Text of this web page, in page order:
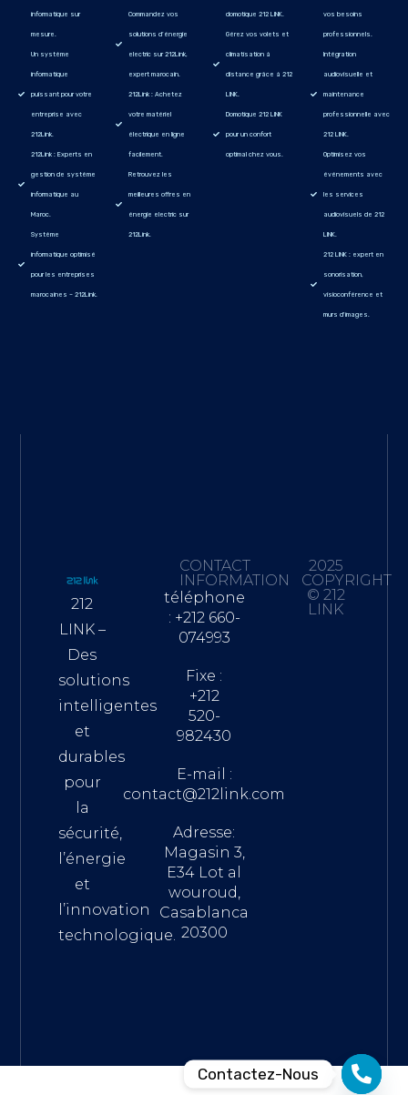
informatique sur
mesure.
Un système
informatique
puissant pour votre
entreprise avec
212Link.
212Link : Experts en
gestion de système
informatique au
Maroc.
Système
informatique optimisé
pour les entreprises
marocaines – 212Link.
Commandez vos
solutions d’énergie
electric sur 212Link,
expert marocain.
212Link : Achetez
votre matériel
électrique en ligne
facilement.
Retrouvez les
meilleures offres en
énergie electric sur
212Link.
domotique 212 LINK.
Gérez vos volets et
climatisation à
distance grâce à 212
LINK.
Domotique 212 LINK
pour un confort
optimal chez vous.
vos besoins
professionnels.
Intégration
audiovisuelle et
maintenance
professionnelle avec
212 LINK.
Optimisez vos
événements avec
les services
audiovisuels de 212
LINK.
212 LINK : expert en
sonorisation,
visioconférence et
murs d'images.
212
LINK –
Des
solutions
intelligentes
et
durables
pour
la
sécurité,
l’énergie
et
l’innovation
technologique.
CONTACT
INFORMATION
téléphone
: +212 660-
074993
Fixe :
+212
520-
982430
E-mail :
contact@212link.com
Adresse:
Magasin 3,
E34 Lot al
wouroud,
Casablanca
20300
2025
COPYRIGHT
© 212
LINK
Contactez-Nous